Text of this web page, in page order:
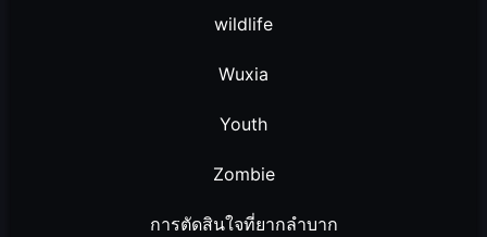
wildlife
Wuxia
Youth
Zombie
การตัดสินใจที่ยากลำบาก